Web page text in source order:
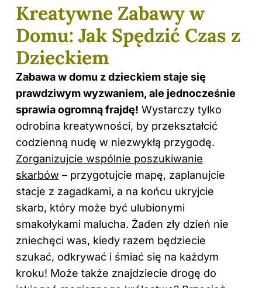
Kreatywne Zabawy w
Domu: Jak Spędzić Czas z
Dzieckiem
Zabawa w domu z dzieckiem staje się
prawdziwym wyzwaniem, ale jednocześnie
sprawia ogromną frajdę! Wystarczy tylko
odrobina kreatywności, by przekształcić
codzienną nudę w niezwykłą przygodę.
Zorganizujcie wspólnie poszukiwanie
skarbów – przygotujcie mapę, zaplanujcie
stacje z zagadkami, a na końcu ukryjcie
skarb, który może być ulubionymi
smakołykami malucha. Żaden zły dzień nie
zniechęci was, kiedy razem będziecie
szukać, odkrywać i śmiać się na każdym
kroku! Może także znajdziecie drogę do